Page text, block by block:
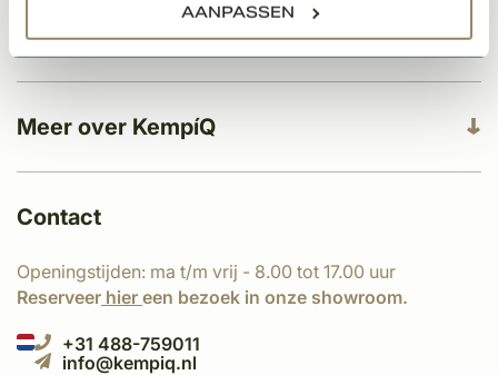
AANPASSEN
Meer over KempíQ
Categorieën
Contact
Openingstijden: ma t/m vrij - 8.00 tot 17.00 uur
Reserveer hier een bezoek in onze showroom.
+31 488-759011
info@kempiq.nl